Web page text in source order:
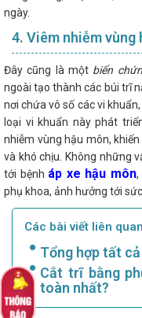
ngày.
4. Viêm nhiễm vùng
Đây cũng là một biến
ngoài tạo thành các búi trĩ
nơi chứa vô số các vi
loại vi khuẩn này phát
nhiễm vùng hậu môn,
và khó chịu. Không những
tới bệnh áp xe hậu môn,
phụ khoa, ảnh hưởng tới
Các bài viết liên quan
Tổng hợp tất
Cắt trĩ bằng
toàn nhất?